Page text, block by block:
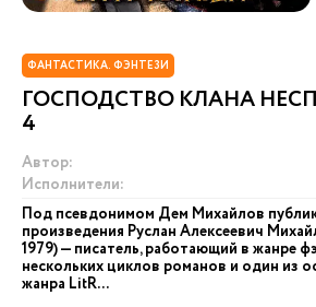
ФАНТАСТИКА. ФЭНТЕЗИ
ГОСПОДСТВО КЛАНА
4
Автор:
Исполнители:
Под псевдонимом Дем Михайлов
произведения Руслан Алексеевич
1979) — писатель, работающий в жанре
нескольких циклов романов и один из
жанра LitR...